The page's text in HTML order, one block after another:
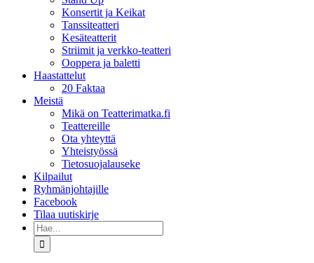
Konsertit ja Keikat
Tanssiteatteri
Kesäteatterit
Striimit ja verkko-teatteri
Ooppera ja baletti
Haastattelut
20 Faktaa
Meistä
Mikä on Teatterimatka.fi
Teattereille
Ota yhteyttä
Yhteistyössä
Tietosuojalauseke
Kilpailut
Ryhmänjohtajille
Facebook
Tilaa uutiskirje
Etsi
...